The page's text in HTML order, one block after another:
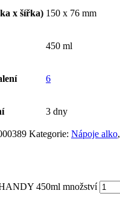
x šířka) 150 x 76 mm
450 ml
6
3 dny
Kategorie: Nápoje alko,
450ml množství